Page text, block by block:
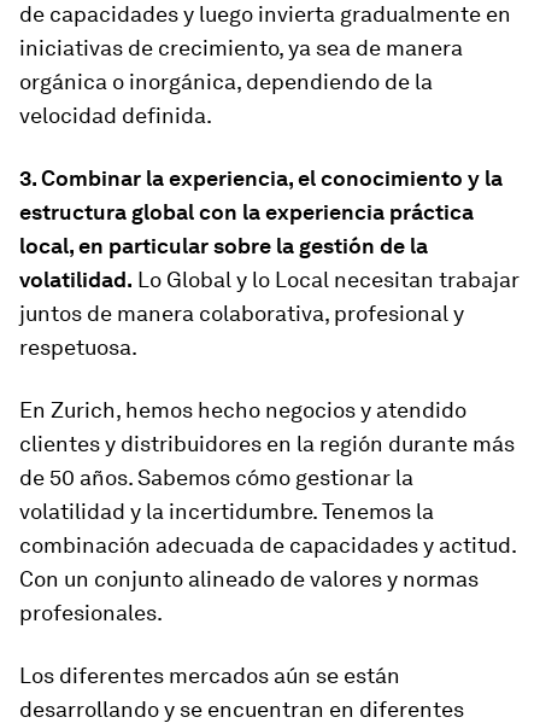
de capacidades y luego invierta gradualmente en
iniciativas de crecimiento, ya sea de manera
orgánica o inorgánica, dependiendo de la
velocidad definida.
3. Combinar la experiencia, el conocimiento y la
estructura global con la experiencia práctica
local, en particular sobre la gestión de la
volatilidad. Lo Global y lo Local necesitan trabajar
juntos de manera colaborativa, profesional y
respetuosa.
En Zurich, hemos hecho negocios y atendido
clientes y distribuidores en la región durante más
de 50 años. Sabemos cómo gestionar la
volatilidad y la incertidumbre. Tenemos la
combinación adecuada de capacidades y actitud.
Con un conjunto alineado de valores y normas
profesionales.
Los diferentes mercados aún se están
desarrollando y se encuentran en diferentes